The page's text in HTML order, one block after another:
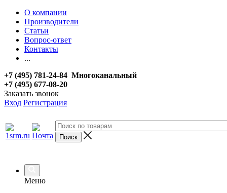
О компании
Производители
Статьи
Вопрос-ответ
Контакты
...
+7 (495) 781-24-84 Многоканальный
+7 (495) 677-08-20
Заказать звонок
Вход Регистрация
Меню